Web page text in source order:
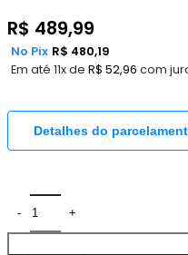
R$ 489,99
Em até 11x de R$ 52,96 com
No Pix R$ 480,19
Detalhes do